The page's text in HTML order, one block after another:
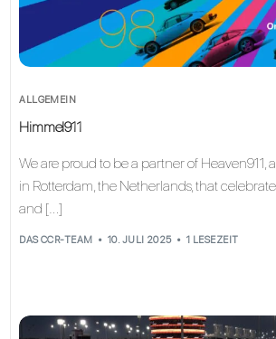
ALLGEMEIN
Himmel911
We are proud to be a partner of Heaven911,
in Rotterdam, the Netherlands, that
and […]
DAS CCR-TEAM 10. JULI 2025 1 LESEZEIT